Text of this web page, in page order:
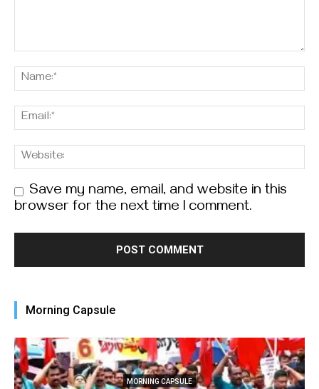
Save my name, email, and website in this
browser for the next time I comment.
Morning Capsule
MORNING CAPSULE